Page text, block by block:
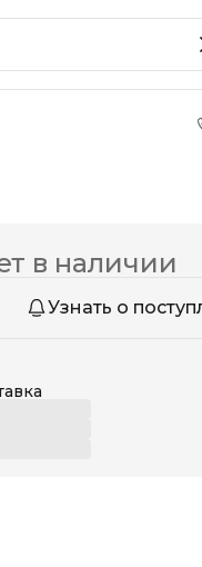
в наличии
Узнать о